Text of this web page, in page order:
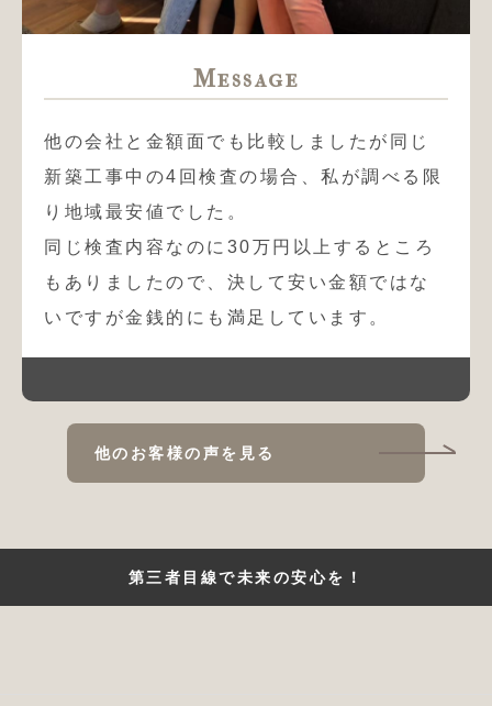
Message
他の会社と金額面でも比較しましたが同じ
新築工事中の4回検査の場合、私が調べる限
り地域最安値でした。
同じ検査内容なのに30万円以上するところ
もありましたので、決して安い金額ではな
いですが金銭的にも満足しています。
他のお客様の声を見る
第三者目線で未来の安心を！